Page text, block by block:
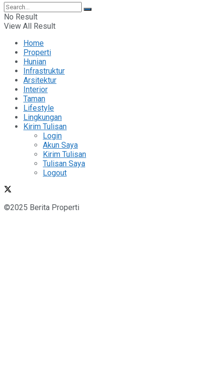
No Result
View All Result
Home
Properti
Hunian
Infrastruktur
Arsitektur
Interior
Taman
Lifestyle
Lingkungan
Kirim Tulisan
Login
Akun Saya
Kirim Tulisan
Tulisan Saya
Logout
©2025 Berita Properti